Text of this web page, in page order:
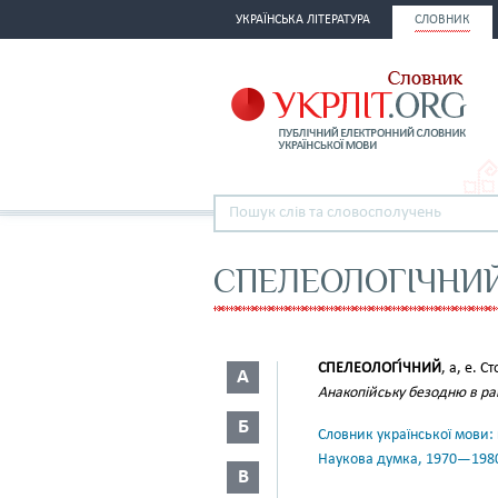
УКРАЇНСЬКА ЛІТЕРАТУРА СЛОВНИК
А
Б
В
СПЕЛЕОЛОГІ́ЧНИЙ, а, е.
Анакопійську безодню в
Словник української
Наукова думка,